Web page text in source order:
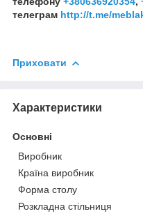
телеграм http://t.me/
Приховати
Характеристики
Основні
Виробник
Країна виробник
Форма столу
Розкладна стільниця